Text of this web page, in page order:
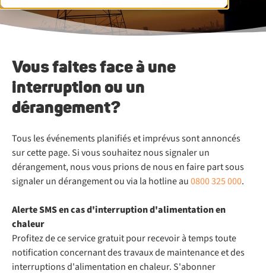
Vous faites face à une
interruption ou un
dérangement?
Tous les événements planifiés et imprévus sont annoncés
sur cette page. Si vous souhaitez nous signaler un
dérangement, nous vous prions de nous en faire part sous
signaler un dérangement ou via la hotline au0800 325 000.
Alerte SMS en cas d'interruption d'alimentation en
chaleur
Profitez de ce service gratuit pour recevoir à temps toute
notification concernant des travaux de maintenance et des
interruptions d'alimentation en chaleur. S'abonner